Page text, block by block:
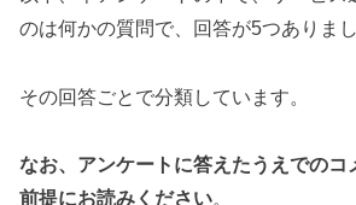
のは何かの質問で、回答が5つありまし
その回答ごとで分類しています。
なお、アンケートに答えたうえでのコ
前提にお読みください。